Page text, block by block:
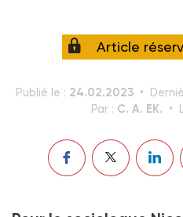
Article
Publié le : 24.02.2023
Par : C. A. EK.